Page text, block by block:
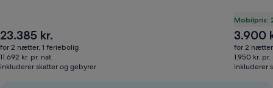
Prisen
er
23.385 kr.
23.385 kr.
for 2 nætter, 1 feriebolig
11.692 kr. pr. nat
inkluderer skatter og gebyrer
Mobilpris:
Prisen
er
3.900 kr.
3.900
for 2
1.950 kr. pr.
inkluderer